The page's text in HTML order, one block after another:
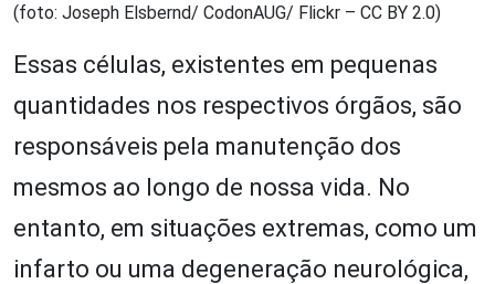
(foto: Joseph Elsbernd/ CodonAUG/ Flickr – CC BY 2.0)
Essas células, existentes em pequenas
quantidades nos respectivos órgãos, são
responsáveis pela manutenção dos
mesmos ao longo de nossa vida. No
entanto, em situações extremas, como um
infarto ou uma degeneração neurológica,